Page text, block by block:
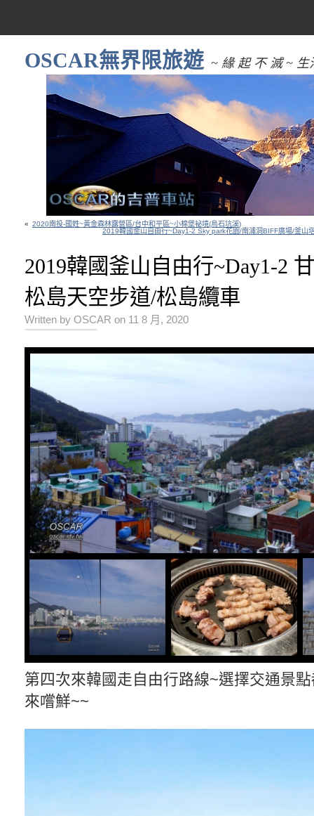
OSCAR無界限旅遊 ~ 緣 起 不 滅 ~ 生
« 2020南投-國姓~黃金森林露營區/台中和平區~小棉堡祕境(烏石坑溪)
2019韓國釜山自由行~Day1-2 Sky park花園/南浦洞BIFF廣場/釜山
2019韓國釜山自由行~Day1-2
松島天空步道/松島纜車
Written by OSCAR on 11 8 月, 2020
第四次來韓國走自由行路線~選擇交通景
來嚐鮮~~